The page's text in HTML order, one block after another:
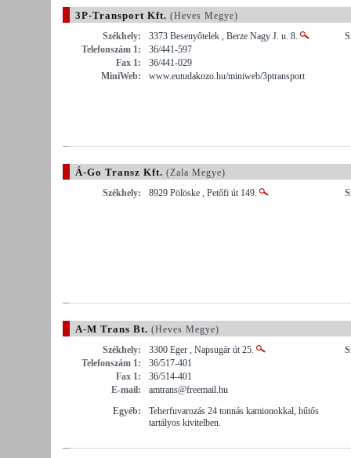
3P-Transport Kft. (Heves Megye)
Székhely:
3373 Besenyőtelek , Berze Nagy J. u. 8.
Telefonszám 1:
36/441-597
Fax 1:
36/441-029
MiniWeb:
www.eutudakozo.hu/miniweb/3ptransport
Á-Go Transz Kft. (Zala Megye)
Székhely:
8929 Pölöske , Petőfi út 149.
A-M Trans Bt. (Heves Megye)
Székhely:
3300 Eger , Napsugár út 25.
Telefonszám 1:
36/517-401
Fax 1:
36/514-401
E-mail:
amtrans@freemail.hu
Egyéb:
Teherfuvarozás 24 tonnás kamionokkal, hűtős
tartályos kivitelben.